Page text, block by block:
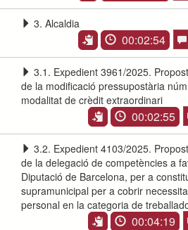
3. Alcaldia
00:02:54
3.1. Expedient 3961/2025.
de la modificació pressupostària
modalitat de crèdit extraordinari
00:02:55
3.2. Expedient 4103/2025.
de la delegació de competències a
Diputació de Barcelona, per a
supramunicipal per a cobrir
personal en la categoria de
00:04:19